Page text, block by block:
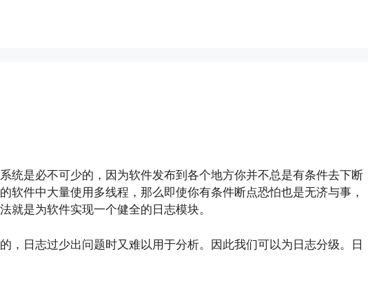
统是必不可少的，因为软件发布到各个地方你并不总是有条件去下断
软件中大量使用多线程，那么即使你有条件断点恐怕也是无济与事，
就是为软件实现一个健全的日志模块。
，日志过少出问题时又难以用于分析。因此我们可以为日志分级。日